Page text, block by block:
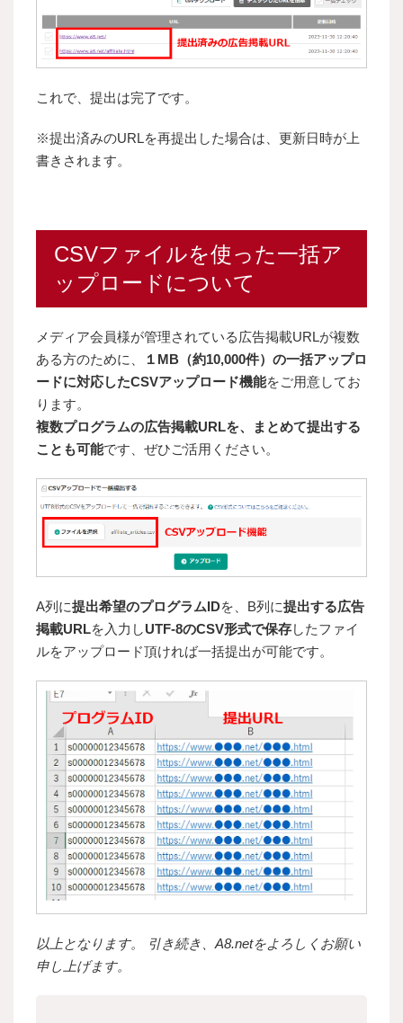
これで、提出は完了です。
※提出済みのURLを再提出した場合は、更新日時が上
書きされます。
CSVファイルを使った一括ア
ップロードについて
メディア会員様が管理されている広告掲載URLが複数
ある方のために、
１MB（約10,000件）の一括アップロ
ードに対応したCSVアップロード機能をご用意してお
ります。
複数プログラムの広告掲載URLを、まとめて提出する
ことも可能です、ぜひご活用ください。
A列に提出希望のプログラムIDを、B列に提出する広告
掲載URLを入力しUTF-8のCSV形式で保存したファイ
ルをアップロード頂ければ一括提出が可能です。
以上となります。 引き続き、A8.netをよろしくお願い
申し上げます。